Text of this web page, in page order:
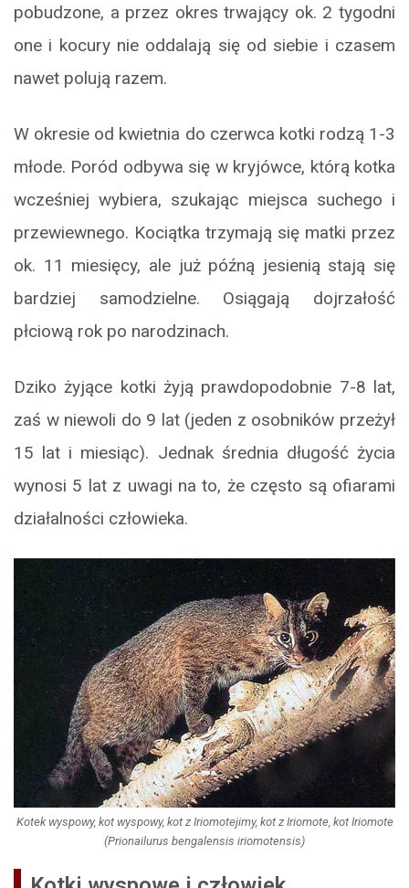
pobudzone, a przez okres trwający ok. 2 tygodni
one i kocury nie oddalają się od siebie i czasem
nawet polują razem.
W okresie od kwietnia do czerwca kotki rodzą 1-3
młode. Poród odbywa się w kryjówce, którą kotka
wcześniej wybiera, szukając miejsca suchego i
przewiewnego. Kociątka trzymają się matki przez
ok. 11 miesięcy, ale już późną jesienią stają się
bardziej samodzielne. Osiągają dojrzałość
płciową rok po narodzinach.
Dziko żyjące kotki żyją prawdopodobnie 7-8 lat,
zaś w niewoli do 9 lat (jeden z osobników przeżył
15 lat i miesiąc). Jednak średnia długość życia
wynosi 5 lat z uwagi na to, że często są ofiarami
działalności człowieka.
Kotek wyspowy, kot wyspowy, kot z Iriomotejimy, kot z Iriomote, kot Iriomote
(Prionailurus bengalensis iriomotensis)